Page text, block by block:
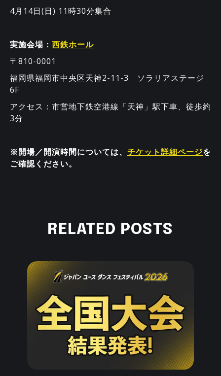
4月14日(日) 11時30分集合
実施会場： 西鉄ホール
〒810-0001
福岡県福岡市中央区天神2-11-3 ソラリアステージ
6F
アクセス：市営地下鉄空港線「天神」駅下車、徒歩約
3分
※開場／開演時間については、 チケット詳細ページを
ご確認ください。
RELATED POSTS